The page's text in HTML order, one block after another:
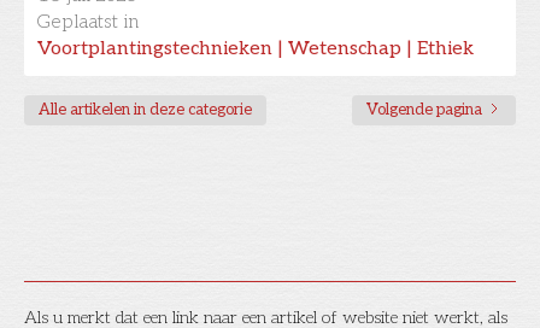
Als u merkt dat een link naar een artikel of website niet werkt, als
Geplaatst in
Voortplantingstechnieken | Wetenschap | Ethiek
Alle artikelen in deze categorie Volgende pagina